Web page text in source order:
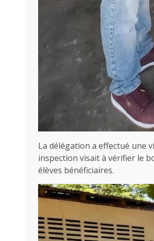
La délégation a effectué une
inspection visait à vérifier le
élèves bénéficiaires.